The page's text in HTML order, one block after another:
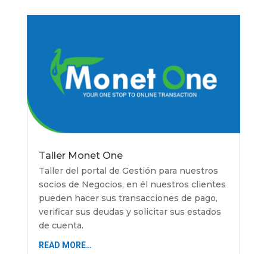
Taller Monet One
Taller del portal de Gestión para nuestros
socios de Negocios, en él nuestros clientes
pueden hacer sus transacciones de pago,
verificar sus deudas y solicitar sus estados
de cuenta.
READ MORE…